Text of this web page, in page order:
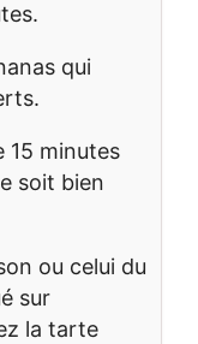
qui
15 minutes
soit bien
ou celui du
sur
la tarte